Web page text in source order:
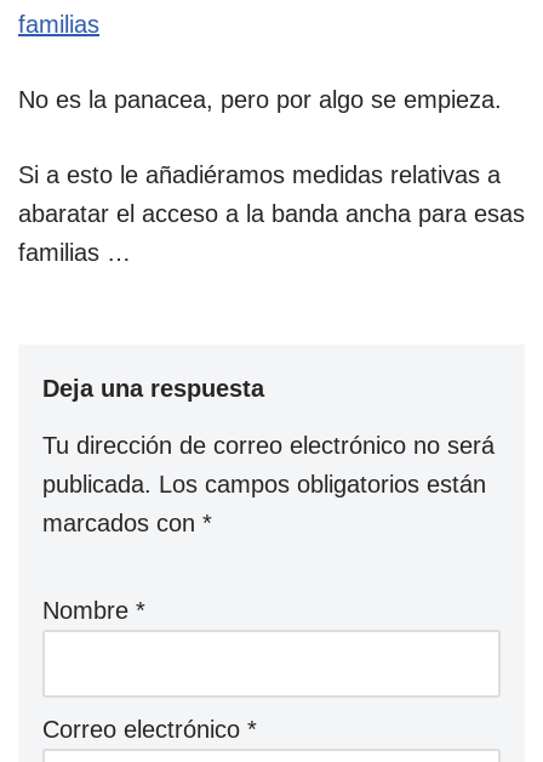
familias
No es la panacea, pero por algo se empieza.
Si a esto le añadiéramos medidas relativas a
abaratar el acceso a la banda ancha para esas
familias …
Deja una respuesta
Tu dirección de correo electrónico no será
publicada. Los campos obligatorios están
marcados con *
Nombre *
Correo electrónico *